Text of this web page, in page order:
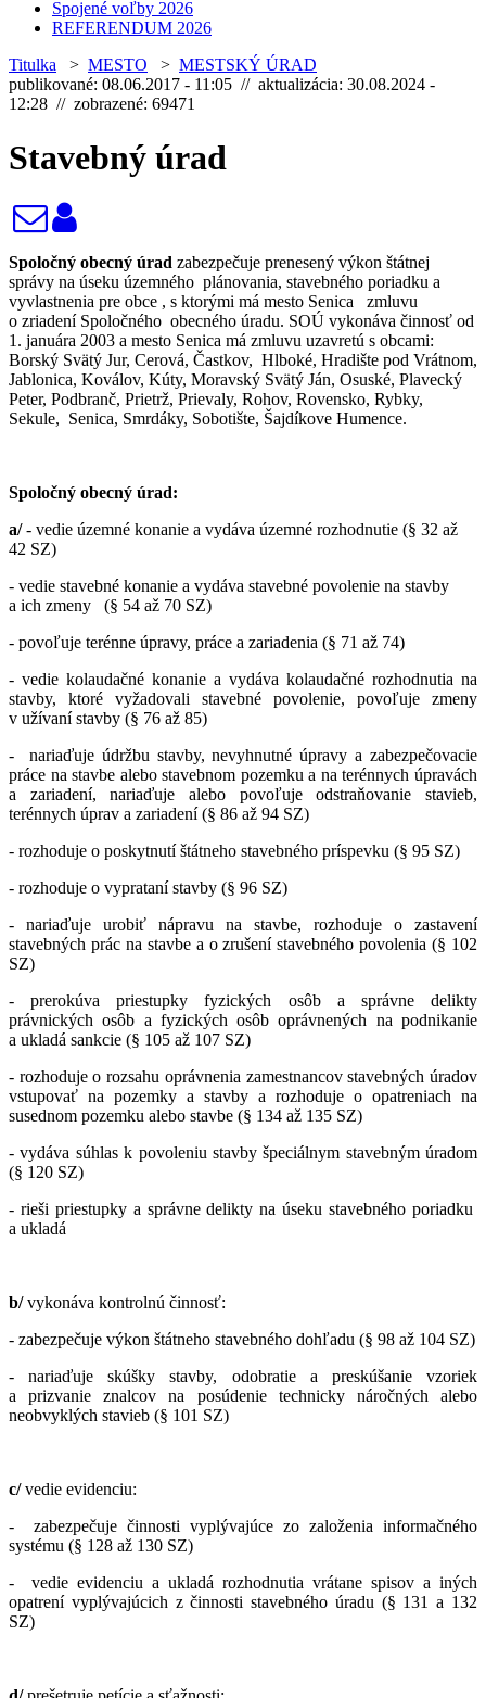
Spojené voľby 2026
REFERENDUM 2026
Titulka > MESTO > MESTSKÝ ÚRAD
publikované: 08.06.2017 - 11:05 // aktualizácia: 30.08.2024 -
12:28 // zobrazené: 69471
Stavebný úrad
Spoločný obecný úrad zabezpečuje prenesený výkon štátnej
správy na úseku územného plánovania, stavebného poriadku a
vyvlastnenia pre obce , s ktorými má mesto Senica zmluvu
o zriadení Spoločného obecného úradu. SOÚ vykonáva činnosť od
1. januára 2003 a mesto Senica má zmluvu uzavretú s obcami:
Borský Svätý Jur, Cerová, Častkov, Hlboké, Hradište pod Vrátnom,
Jablonica, Koválov, Kúty, Moravský Svätý Ján, Osuské, Plavecký
Peter, Podbranč, Prietrž, Prievaly, Rohov, Rovensko, Rybky,
Sekule, Senica, Smrdáky, Sobotište, Šajdíkove Humence.
Spoločný obecný úrad:
a/- vedie územné konanie a vydáva územné rozhodnutie (§ 32 až
42 SZ)
- vedie stavebné konanie a vydáva stavebné povolenie na stavby
a ich zmeny (§ 54 až 70 SZ)
- povoľuje terénne úpravy, práce a zariadenia (§ 71 až 74)
- vedie kolaudačné konanie a vydáva kolaudačné rozhodnutia na
stavby, ktoré vyžadovali stavebné povolenie, povoľuje zmeny
v užívaní stavby (§ 76 až 85)
- nariaďuje údržbu stavby, nevyhnutné úpravy a zabezpečovacie
práce na stavbe alebo stavebnom pozemku a na terénnych úpravách
a zariadení, nariaďuje alebo povoľuje odstraňovanie stavieb,
terénnych úprav a zariadení (§ 86 až 94 SZ)
- rozhoduje o poskytnutí štátneho stavebného príspevku (§ 95 SZ)
- rozhoduje o vyprataní stavby (§ 96 SZ)
- nariaďuje urobiť nápravu na stavbe, rozhoduje o zastavení
stavebných prác na stavbe a o zrušení stavebného povolenia (§ 102
SZ)
- prerokúva priestupky fyzických osôb a správne delikty
právnických osôb a fyzických osôb oprávnených na podnikanie
a ukladá sankcie (§ 105 až 107 SZ)
- rozhoduje o rozsahu oprávnenia zamestnancov stavebných úradov
vstupovať na pozemky a stavby a rozhoduje o opatreniach na
susednom pozemku alebo stavbe (§ 134 až 135 SZ)
- vydáva súhlas k povoleniu stavby špeciálnym stavebným úradom
(§ 120 SZ)
- rieši priestupky a správne delikty na úseku stavebného poriadku
a ukladá
b/vykonáva kontrolnú činnosť:
- zabezpečuje výkon štátneho stavebného dohľadu (§ 98 až 104 SZ)
- nariaďuje skúšky stavby, odobratie a preskúšanie vzoriek
a prizvanie znalcov na posúdenie technicky náročných alebo
neobvyklých stavieb (§ 101 SZ)
c/vedie evidenciu:
- zabezpečuje činnosti vyplývajúce zo založenia informačného
systému (§ 128 až 130 SZ)
- vedie evidenciu a ukladá rozhodnutia vrátane spisov a iných
opatrení vyplývajúcich z činnosti stavebného úradu (§ 131 a 132
SZ)